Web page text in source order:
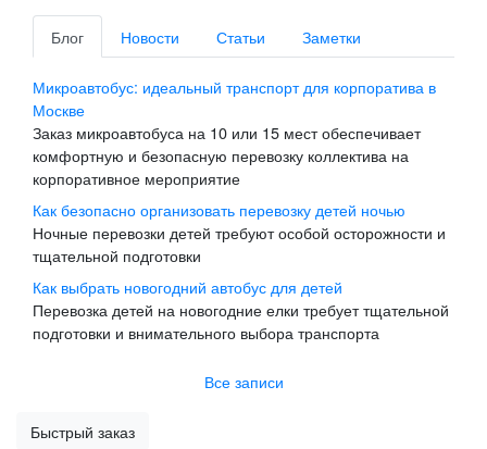
Блог Новости Статьи Заметки
Микроавтобус: идеальный транспорт для корпоратива в
Москве
Заказ микроавтобуса на 10 или 15 мест обеспечивает
комфортную и безопасную перевозку коллектива на
корпоративное мероприятие
Как безопасно организовать перевозку детей ночью
Ночные перевозки детей требуют особой осторожности и
тщательной подготовки
Как выбрать новогодний автобус для детей
Перевозка детей на новогодние елки требует тщательной
подготовки и внимательного выбора транспорта
Все записи
Быстрый заказ